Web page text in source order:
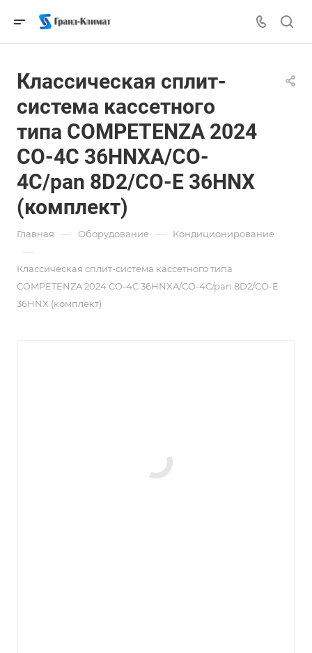
Классическая сплит-
система кассетного
типа COMPETENZA 2024
CO-4C 36HNXA/CO-
4C/pan 8D2/CO-E 36HNX
(комплект)
Главная — Оборудование — Кондиционирование
—
Классическая сплит-система кассетного типа
COMPETENZA 2024 CO-4C 36HNXA/CO-4C/pan 8D2/CO-E
36HNX (комплект)